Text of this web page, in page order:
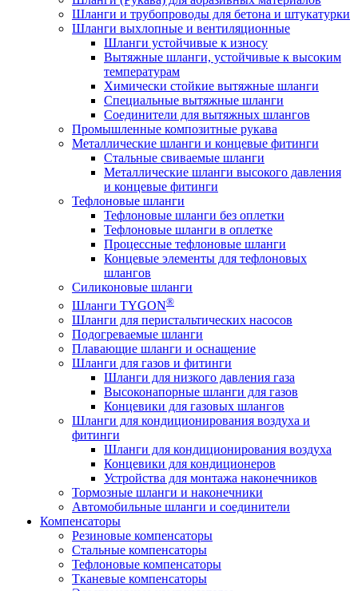
Шланги и трубопроводы для бетона и штукатурки
Шланги выхлопные и вентиляционные
Шланги устойчивые к износу
Вытяжные шланги, устойчивые к высоким
температурам
Химически стойкие вытяжные шланги
Специальные вытяжные шланги
Соединители для вытяжных шлангов
Промышленные композитные рукава
Металлические шланги и концевые фитинги
Стальные свиваемые шланги
Металлические шланги высокого давления
и концевые фитинги
Тефлоновые шланги
Тефлоновые шланги без оплетки
Тефлоновые шланги в оплетке
Процессные тефлоновые шланги
Концевые элементы для тефлоновых
шлангов
Силиконовые шланги
Шланги TYGON®
Шланги для перистальтических насосов
Подогреваемые шланги
Плавающие шланги и оснащение
Шланги для газов и фитинги
Шланги для низкого давления газа
Высоконапорные шланги для газов
Концевики для газовых шлангов
Шланги для кондиционирования воздуха и
фитинги
Шланги для кондиционирования воздуха
Концевики для кондиционеров
Устройства для монтажа наконечников
Тормозные шланги и наконечники
Автомобильные шланги и соединители
Компенсаторы
Резиновые компенсаторы
Стальные компенсаторы
Тефлоновые компенсаторы
Тканевые компенсаторы